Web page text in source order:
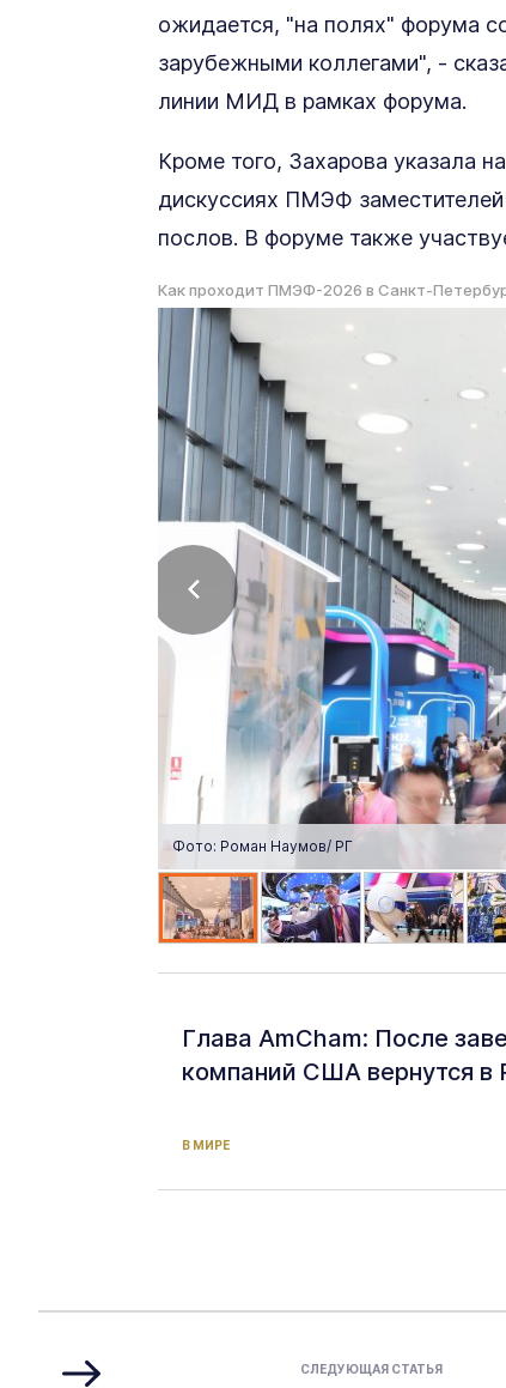
ожидается, "на полях" форума
зарубежными коллегами", -
линии МИД в рамках форума.
Кроме того, Захарова указала
дискуссиях ПМЭФ
послов. В форуме также
Как проходит ПМЭФ-2026 в Санкт-
Фото: Роман Наумов/ РГ
В МИРЕ
Глава AmCham: После
компаний США вернутся в
СЛЕДУЮЩАЯ СТАТЬЯ